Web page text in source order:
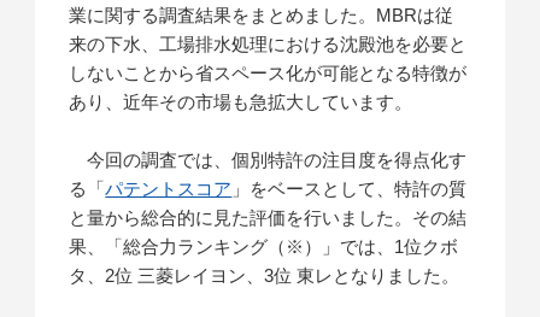
業に関する調査結果をまとめました。MBRは従
来の下水、工場排水処理における沈殿池を必要と
しないことから省スペース化が可能となる特徴が
あり、近年その市場も急拡大しています。
今回の調査では、個別特許の注目度を得点化す
る「パテントスコア 」をベースとして、特許の質
と量から総合的に見た評価を行いました。その結
果、「総合力ランキング（※）」では、1位クボ
タ、2位 三菱レイヨン、3位 東レとなりました。